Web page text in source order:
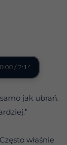
0:00 / 2:14
jak ubrań.
właśnie